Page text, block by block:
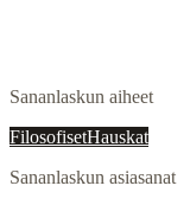
Sananlaskun aiheet
FilosofisetHauskat
Sananlaskun asiasanat